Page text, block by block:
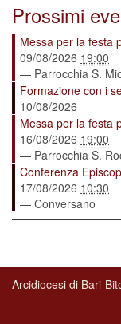
Prossimi
Messa per la festa
09/08/2026 19:00
— Parrocchia S.
Formazione con i
10/08/2026
Messa per la festa
16/08/2026 19:00
— Parrocchia S.
Conferenza
17/08/2026 10:30
— Conversano
Arcidiocesi di Bari-